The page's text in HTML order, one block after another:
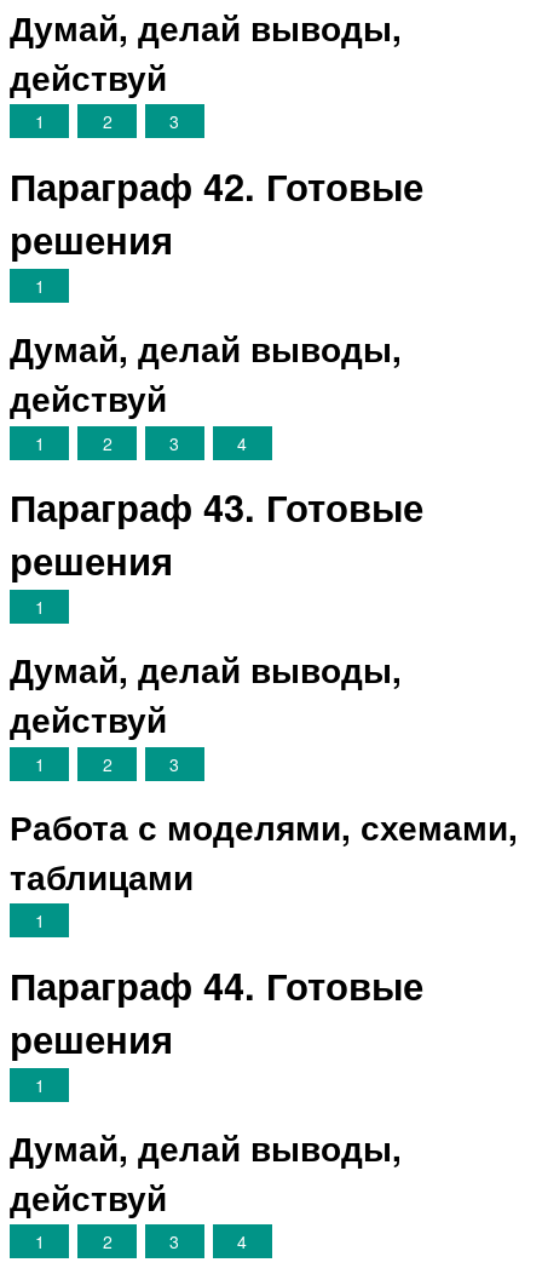
Думай, делай выводы,
действуй
1 2 3
Параграф 42. Готовые
решения
1
Думай, делай выводы,
действуй
1 2 3 4
Параграф 43. Готовые
решения
1
Думай, делай выводы,
действуй
1 2 3
Работа с моделями, схемами,
таблицами
1
Параграф 44. Готовые
решения
1
Думай, делай выводы,
действуй
1 2 3 4